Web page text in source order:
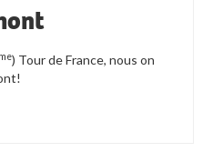
) Tour de France, nous on